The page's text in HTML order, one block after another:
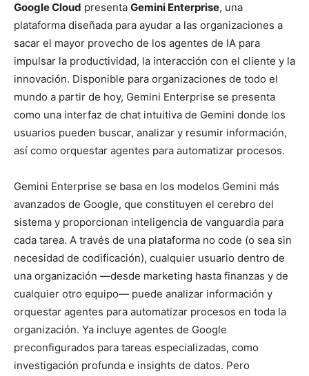
Google Cloud presenta Gemini Enterprise, una
plataforma diseñada para ayudar a las organizaciones a
sacar el mayor provecho de los agentes de IA para
impulsar la productividad, la interacción con el cliente y la
innovación. Disponible para organizaciones de todo el
mundo a partir de hoy, Gemini Enterprise se presenta
como una interfaz de chat intuitiva de Gemini donde los
usuarios pueden buscar, analizar y resumir información,
así como orquestar agentes para automatizar procesos.
Gemini Enterprise se basa en los modelos Gemini más
avanzados de Google, que constituyen el cerebro del
sistema y proporcionan inteligencia de vanguardia para
cada tarea. A través de una plataforma no code (o sea sin
necesidad de codificación), cualquier usuario dentro de
una organización —desde marketing hasta finanzas y de
cualquier otro equipo— puede analizar información y
orquestar agentes para automatizar procesos en toda la
organización. Ya incluye agentes de Google
preconfigurados para tareas especializadas, como
investigación profunda e insights de datos. Pero